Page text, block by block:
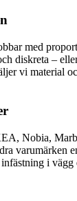
med
diskreta –
vi material
Nobia,
varumärken
i